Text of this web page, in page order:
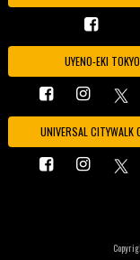
UYENO-EKI TOKYO
UNIVERSAL CITYWALK